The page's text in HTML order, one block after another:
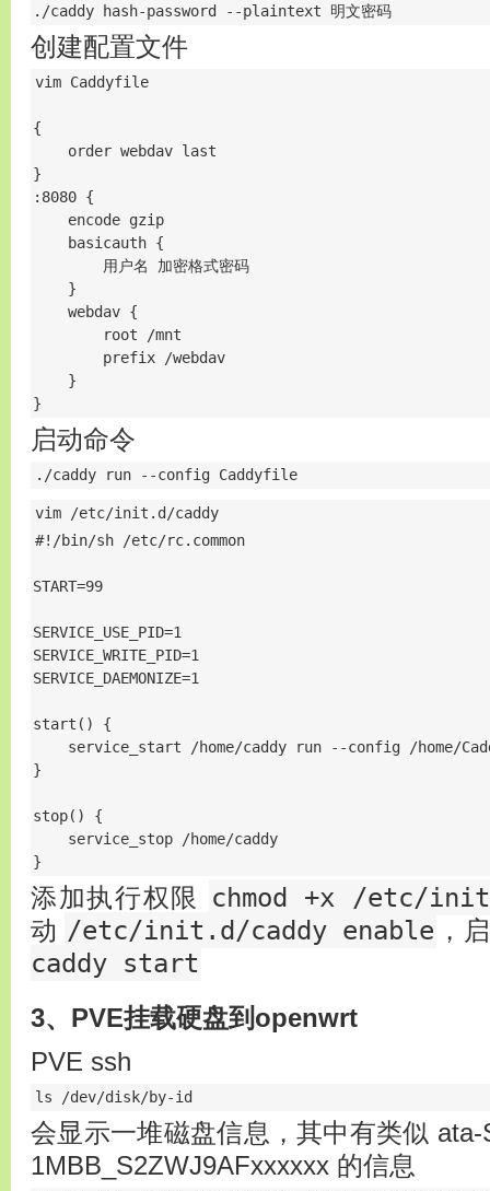
./caddy hash-password --plaintext 明文密码
创建配置文件
vim Caddyfile
{
    order webdav last
}
:8080 {
    encode gzip
    basicauth {
        用户名 加密格式密码
    }
    webdav {
        root /mnt
        prefix /webdav
    }
}
启动命令
./caddy run --config Caddyfile
vim /etc/init.d/caddy
#!/bin/sh /etc/rc.common
START=99
SERVICE_USE_PID=1
SERVICE_WRITE_PID=1
SERVICE_DAEMONIZE=1
start() {
service_start /home/caddy run --config /home/
}
stop() {
    service_stop /home/caddy
添加执行权限 chmod +x /etc/
动 /etc/init.d/caddy enable ，
caddy start
3、PVE挂载硬盘到openwrt
PVE ssh
ls /dev/disk/by-id
会显示一堆磁盘信息，其中有类似 ata-
1MBB_S2ZWJ9AFxxxxxx 的信息